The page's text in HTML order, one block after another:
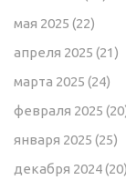
мая 2025 (22)
апреля 2025 (21)
марта 2025 (24)
февраля 2025
января 2025 (25)
декабря 2024(20)